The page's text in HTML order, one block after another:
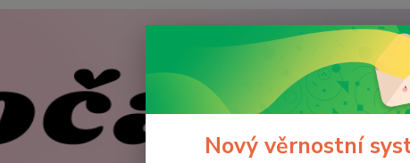
Nový věrnostní